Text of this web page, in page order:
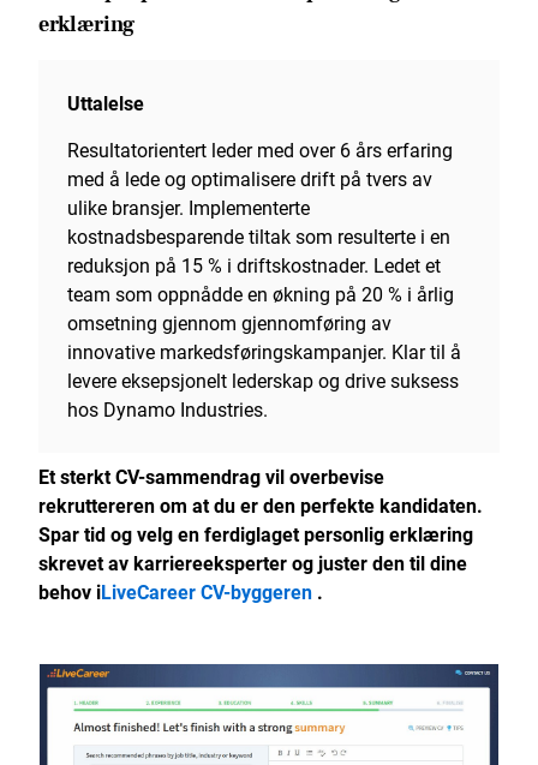
erklæring
Uttalelse
Resultatorientert leder med over 6 års erfaring
med å lede og optimalisere drift på tvers av
ulike bransjer. Implementerte
kostnadsbesparende tiltak som resulterte i en
reduksjon på 15 % i driftskostnader. Ledet et
team som oppnådde en økning på 20 % i årlig
omsetning gjennom gjennomføring av
innovative markedsføringskampanjer. Klar til å
levere eksepsjonelt lederskap og drive suksess
hos Dynamo Industries.
Et sterkt CV-sammendrag vil overbevise
rekruttereren om at du er den perfekte kandidaten.
Spar tid og velg en ferdiglaget personlig erklæring
skrevet av karriereeksperter og juster den til dine
behov iLiveCareer CV-byggeren .